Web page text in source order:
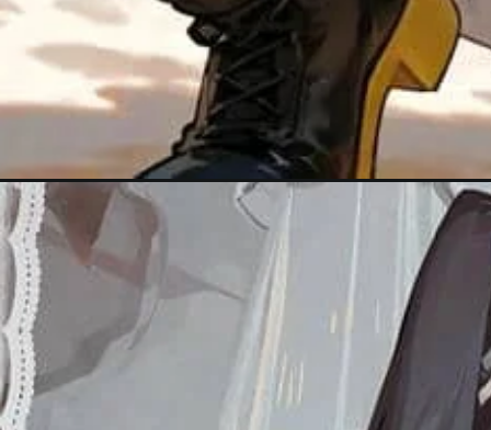
Đang mở https://meanhanime.edu.vn/hinh-nen-anime